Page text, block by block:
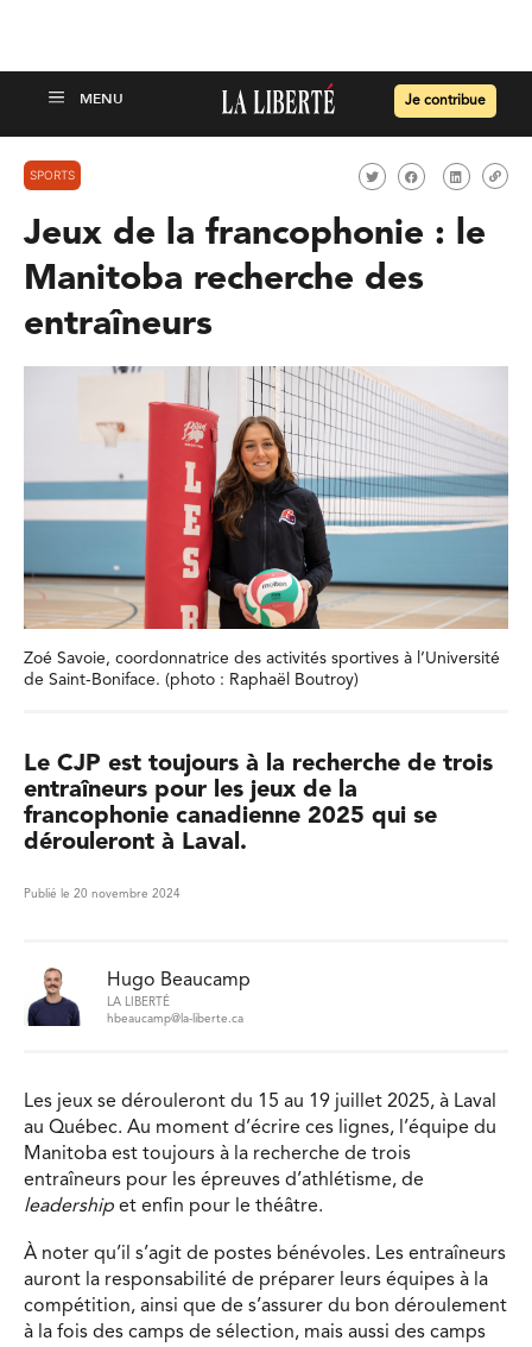
Je contribue
SPORTS
Jeux de la francophonie : le
Manitoba recherche des
entraîneurs
Zoé Savoie, coordonnatrice des activités sportives à l’Université
de Saint-Boniface. (photo : Raphaël Boutroy)
Le CJP est toujours à la recherche de trois
entraîneurs pour les jeux de la
francophonie canadienne 2025 qui se
dérouleront à Laval.
Publié le 20 novembre 2024
Hugo Beaucamp
LA LIBERTÉ
hbeaucamp@la-liberte.ca
Les jeux se dérouleront du 15 au 19 juillet 2025, à Laval
au Québec. Au moment d’écrire ces lignes, l’équipe du
Manitoba est toujours à la recherche de trois
entraîneurs pour les épreuves d’athlétisme, de
leadership et enfin pour le théâtre.
À noter qu’il s’agit de postes bénévoles. Les entraîneurs
auront la responsabilité de préparer leurs équipes à la
compétition, ainsi que de s’assurer du bon déroulement
à la fois des camps de sélection, mais aussi des camps